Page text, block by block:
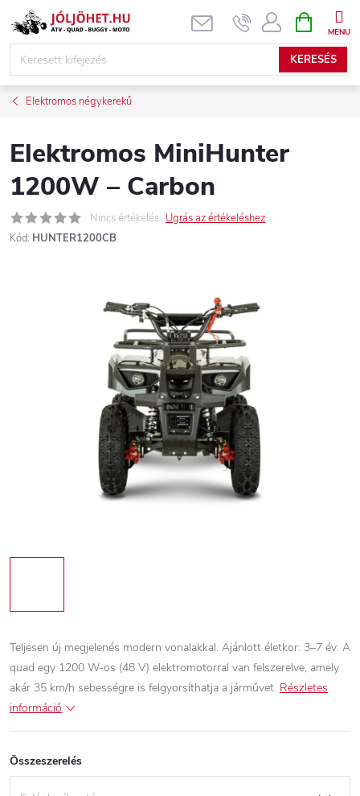
Ugrás
KERESÉS
KOSÁR
Elektromos négykerekű
Elektromos MiniHunter
1200W – Carbon
Nincs értékelés Ugrás az értékeléshez
Kód: HUNTER1200CB
Teljesen új megjelenés modern vonalakkal. Ajánlott életkor: 3–7 év. A
quad egy 1200 W-os (48 V) elektromotorral van felszerelve, amely
akár 35 km/h sebességre is felgyorsíthatja a járművet. Részletes
információ
Összeszerelés